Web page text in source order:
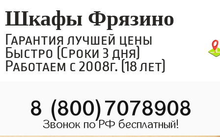
Шкафы Фрязино
Гарантия лучшей цены
Быстро (Сроки 3 дня)
Работаем с 2008г. (18 лет)
8 (800)7078908
Звонок по РФ бесплатный!